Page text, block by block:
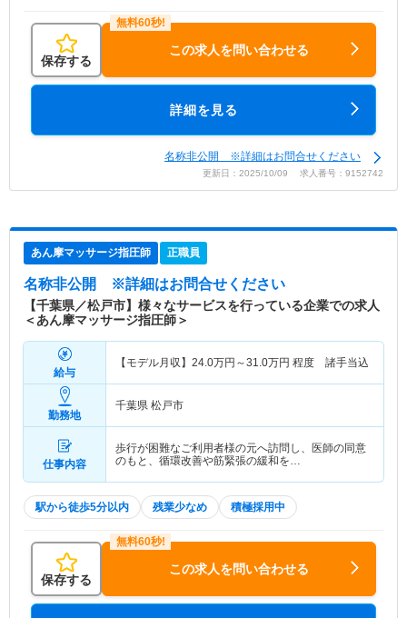
保存する
この求人を問い合わせる
詳細を見る
名称非公開 ※詳細はお問合せください
更新日：2025/10/09 求人番号：9152742
あん摩マッサージ指圧師 正職員
名称非公開 ※詳細はお問合せください
【千葉県／松戸市】様々なサービスを行っている企業での求人
＜あん摩マッサージ指圧師＞
給与
【モデル月収】 24.0万円～31.0万円 程度 諸手当込
勤務地
千葉県 松戸市
仕事内容
歩行が困難なご利用者様の元へ訪問し、医師の同意
のもと、循環改善や筋緊張の緩和を…
駅から徒歩5分以内 残業少なめ 積極採用中
保存する
この求人を問い合わせる